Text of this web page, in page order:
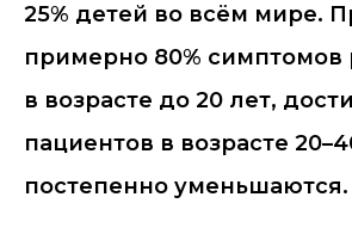
25% детей во всём мире.
примерно 80% симптомов
в возрасте до 20 лет,
пациентов в возрасте
постепенно уменьшаются.